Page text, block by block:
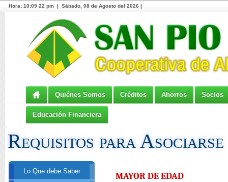
Hora: 10:09 22 pm | Sábado, 08 de Agosto del 2026 |
Quiénes Somos Créditos Ahorros Socios
Educación Financiera
Requisitos para Asociarse
Lo Que debe Saber MAYOR DE EDAD